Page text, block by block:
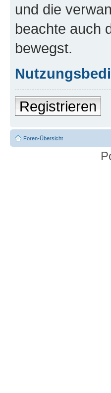
und die
beachte auch
bewegst.
Registrieren
Foren-Übersicht